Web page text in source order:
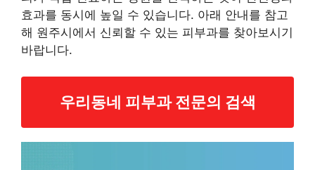
효과를 동시에 높일 수 있습니다. 아래 안내를 참고
해 원주시에서 신뢰할 수 있는 피부과를 찾아보시기
바랍니다.
우리동네 피부과 전문의 검색